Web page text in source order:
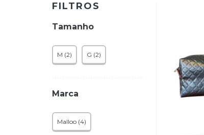
FILTROS
Tamanho
M (2) G (2)
Marca
Malloo (4)